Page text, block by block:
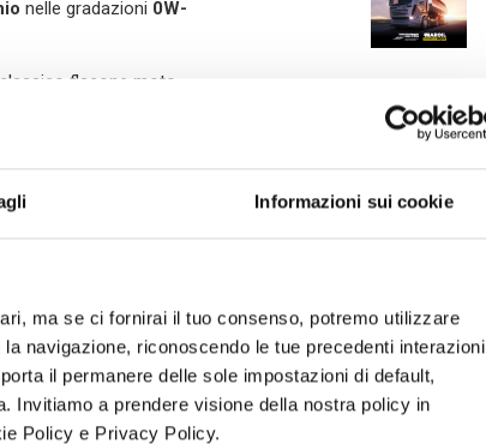
Informazioni sui cookie
ma se ci fornirai il tuo consenso, potremo utilizzare
navigazione, riconoscendo le tue precedenti interazioni
il permanere delle sole impostazioni di default,
Invitiamo a prendere visione della nostra policy in
Policy e Privacy Policy.
nelle gradazioni 0W-
flacone moto